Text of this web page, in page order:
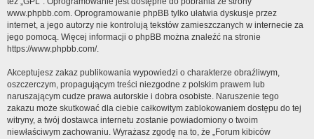
www.phpbb.com. Oprogramowanie phpBB tylko ułatwia dyskusje przez
internet, a jego autorzy nie kontrolują tekstów zamieszczanych w internecie za
jego pomocą. Więcej informacji o phpBB można znaleźć na stronie
https://www.phpbb.com/.
Akceptujesz zakaz publikowania wypowiedzi o charakterze obraźliwym,
oszczerczym, propagującym treści niezgodne z polskim prawem lub
naruszającym cudze prawa autorskie i dobra osobiste. Naruszenie tego
zakazu może skutkować dla ciebie całkowitym zablokowaniem dostępu do tej
witryny, a twój dostawca internetu zostanie powiadomiony o twoim
niewłaściwym zachowaniu. Wyrażasz zgodę na to, że „Forum kibiców